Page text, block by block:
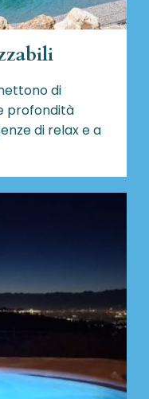
di
profondità
di relax e a